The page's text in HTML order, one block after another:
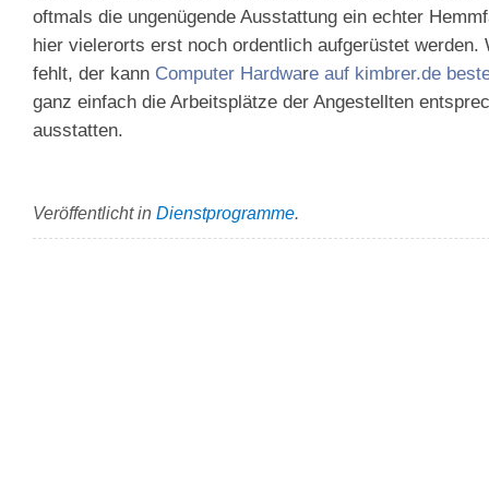
oftmals die ungenügende Ausstattung ein echter
hier vielerorts erst noch ordentlich aufgerüstet werden.
fehlt, der kann Computer Hardware auf kimbrer.de
ganz einfach die Arbeitsplätze der Angestellten
ausstatten.
Veröffentlicht in Dienstprogramme.